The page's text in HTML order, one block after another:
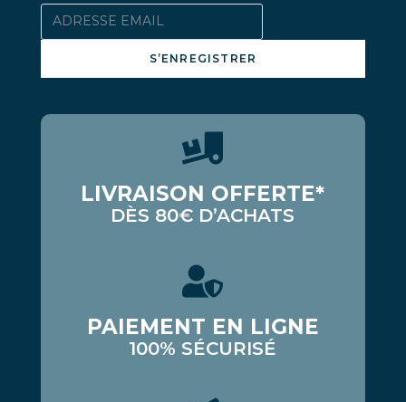
S’ENREGISTRER
LIVRAISON OFFERTE*
DÈS 80€ D’ACHATS
PAIEMENT EN LIGNE
100% SÉCURISÉ